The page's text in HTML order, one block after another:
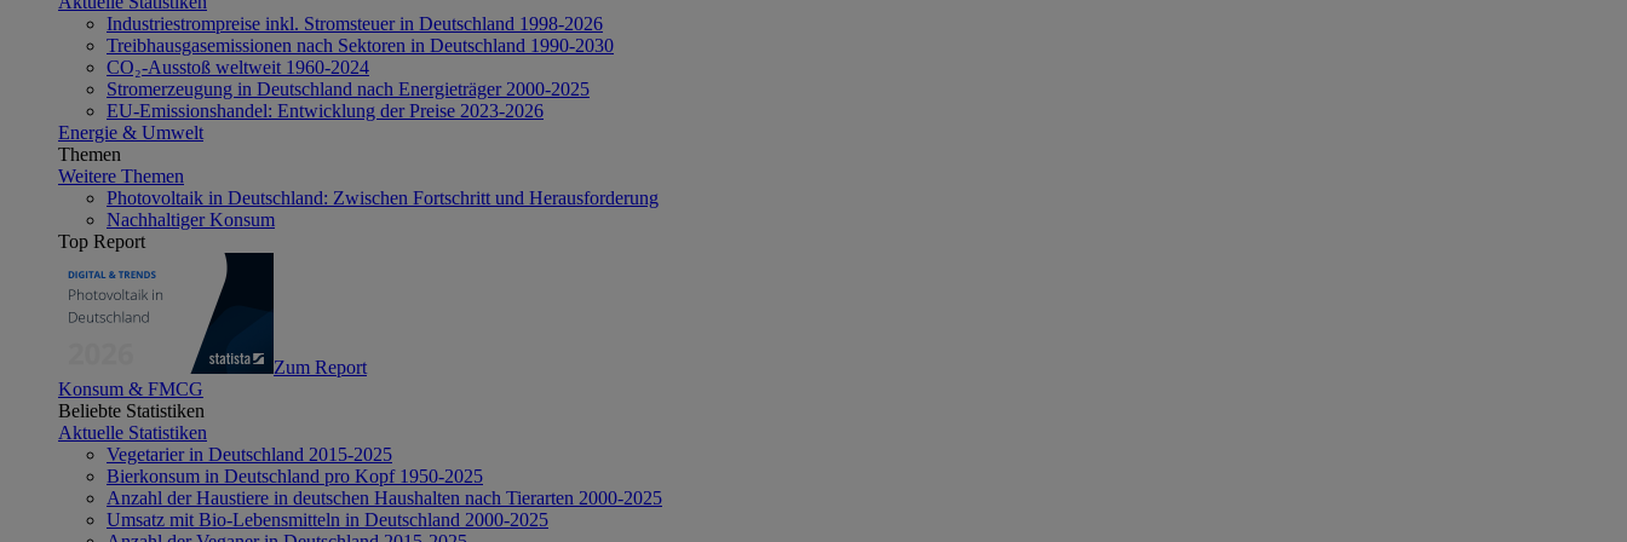
Industriestrompreise inkl. Stromsteuer in Deutschland 1998-2026
Treibhausgasemissionen nach Sektoren in Deutschland 1990-2030
CO₂-Ausstoß weltweit 1960-2024
Stromerzeugung in Deutschland nach Energieträger 2000-2025
EU-Emissionshandel: Entwicklung der Preise 2023-2026
Energie & Umwelt
Themen
Weitere Themen
Photovoltaik in Deutschland: Zwischen Fortschritt und Herausforderung
Nachhaltiger Konsum
Top Report
Zum Report
Konsum & FMCG
Beliebte Statistiken
Aktuelle Statistiken
Vegetarier in Deutschland 2015-2025
Bierkonsum in Deutschland pro Kopf 1950-2025
Anzahl der Haustiere in deutschen Haushalten nach Tierarten 2000-2025
Umsatz mit Bio-Lebensmitteln in Deutschland 2000-2025